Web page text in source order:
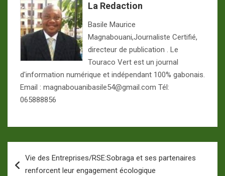
La Redaction
Basile Maurice
Magnabouani,Journaliste Certifié,
directeur de publication . Le
Touraco Vert est un journal
d'information numérique et indépendant 100% gabonais.
Email : magnabouanibasile54@gmail.com Tél:
065888856
de
Vie des Entreprises/RSE:Sobraga et ses partenaires
renforcent leur engagement écologique